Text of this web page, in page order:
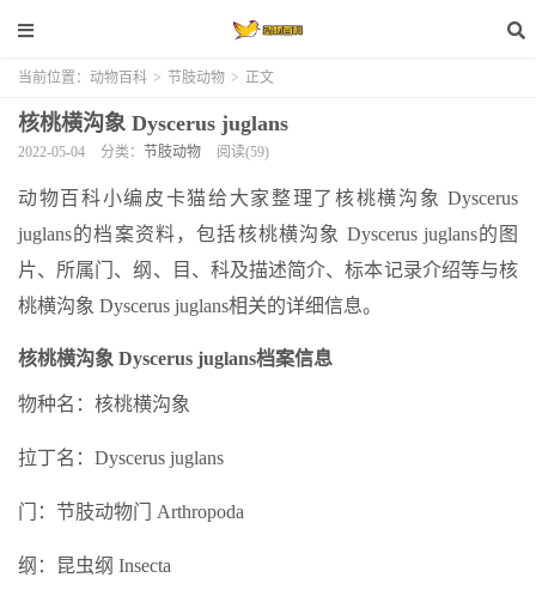
当前位置： 动物百科 > 节肢动物 > 正文
核桃横沟象 Dyscerus juglans
2022-05-04 分类： 节肢动物 阅读(59)
动物百科小编皮卡猫给大家整理了核桃横沟象 Dyscerus
juglans的档案资料，包括核桃横沟象 Dyscerus juglans的图
片、所属门、纲、目、科及描述简介、标本记录介绍等与核
桃横沟象 Dyscerus juglans相关的详细信息。
核桃横沟象 Dyscerus juglans档案信息
物种名：核桃横沟象
拉丁名：Dyscerus juglans
门：节肢动物门 Arthropoda
纲：昆虫纲 Insecta